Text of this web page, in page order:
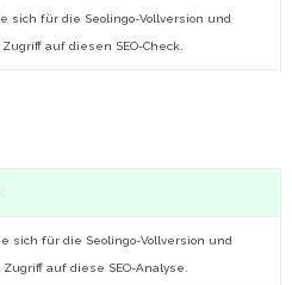
sich für die Seolingo-Vollversion und
auf diesen SEO-Check.
sich für die Seolingo-Vollversion und
auf diese SEO-Analyse.